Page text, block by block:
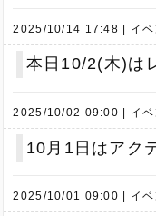
2025/10/14 17:48 イベ
本日10/2(木)は
2025/10/02 09:00 イベ
10月1日はアク
2025/10/01 09:00 イベ